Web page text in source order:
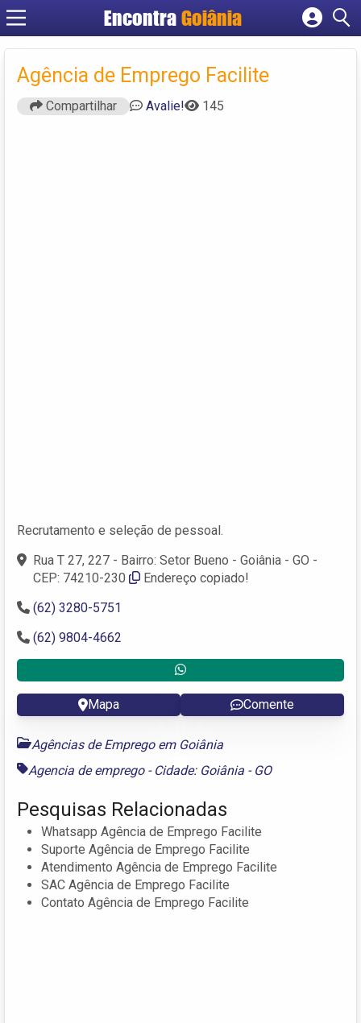
Encontra Goiânia
Cadastrar empresa
Criar conta
Agência de Emprego Facilite
Compartilhar Avalie! 145
Recrutamento e seleção de pessoal.
Rua T 27, 227 - Bairro: Setor Bueno - Goiânia - GO -
CEP: 74210-230
Endereço copiado!
(62) 3280-5751
(62) 9804-4662
Mapa Comente
Agências de Emprego em Goiânia
Agencia de emprego - Cidade: Goiânia - GO
Pesquisas Relacionadas
Whatsapp Agência de Emprego Facilite
Suporte Agência de Emprego Facilite
Atendimento Agência de Emprego Facilite
SAC Agência de Emprego Facilite
Contato Agência de Emprego Facilite